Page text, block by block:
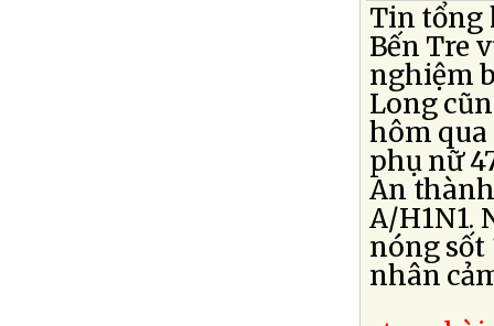
Tin tổng
Bến Tre
nghiệm
Long
hôm qua
phụ nữ
An
A/H1N1.
nóng sốt
nhân